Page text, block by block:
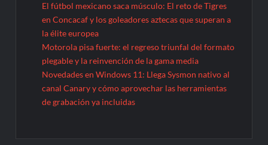
El fútbol mexicano saca músculo: El reto de Tigres
en Concacaf y los goleadores aztecas que superan a
la élite europea
Motorola pisa fuerte: el regreso triunfal del formato
plegable y la reinvención de la gama media
Novedades en Windows 11: Llega Sysmon nativo al
canal Canary y cómo aprovechar las herramientas
de grabación ya incluidas